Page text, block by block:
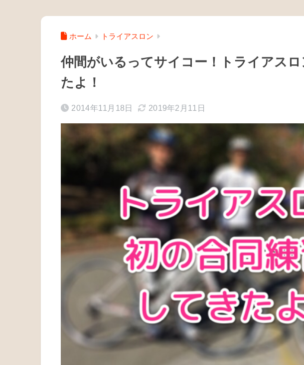
ホーム トライアスロン
仲間がいるってサイコー！トライアスロ
たよ！
2014年11月18日 2019年2月11日